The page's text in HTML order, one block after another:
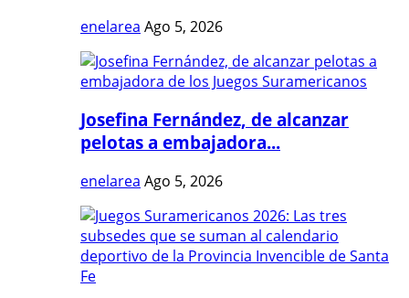
enelarea Ago 5, 2026
Josefina Fernández, de alcanzar
pelotas a embajadora...
enelarea Ago 5, 2026